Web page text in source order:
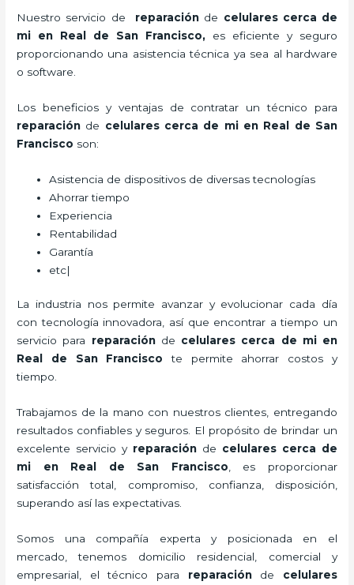
Nuestro servicio de reparación de celulares cerca de
mi en Real de San Francisco, es eficiente y seguro
proporcionando una asistencia técnica ya sea al hardware
o software.
Los beneficios y ventajas de contratar un técnico para
reparación de celulares cerca de mi en Real de San
Francisco son:
Asistencia de dispositivos de diversas tecnologías
Ahorrar tiempo
Experiencia
Rentabilidad
Garantía
etc|
La industria nos permite avanzar y evolucionar cada día
con tecnología innovadora, así que encontrar a tiempo un
servicio para reparaciónde celulares cerca de mien
Real de San Francisco te permite ahorrar costos y
tiempo.
Trabajamos de la mano con nuestros clientes, entregando
resultados confiables y seguros. El propósito de brindar un
excelente servicio y reparación de celulares cerca de
mi en Real de San Francisco , es proporcionar
satisfacción total, compromiso, confianza, disposición,
superando así las expectativas.
Somos una compañía experta y posicionada en el
mercado, tenemos domicilio residencial, comercial y
empresarial, el técnico para reparaciónde
celulares